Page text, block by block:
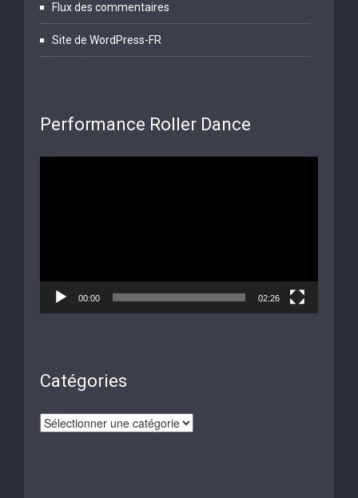
Flux des commentaires
Site de WordPress-FR
Performance Roller Dance
00:00 02:26
Catégories
Catégories